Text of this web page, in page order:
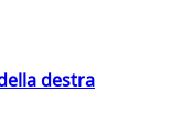
destra